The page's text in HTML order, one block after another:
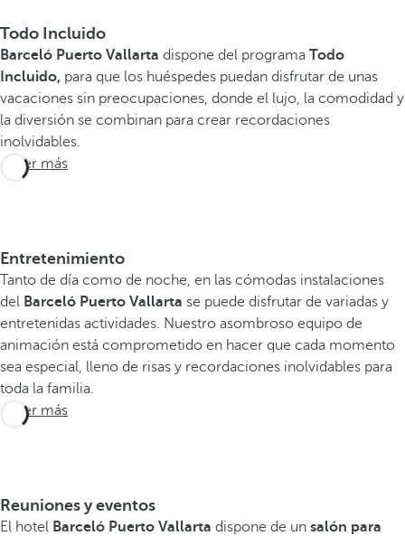
Todo Incluido
Barceló Puerto Vallarta dispone del programa Todo
Incluido, para que los huéspedes puedan disfrutar de unas
vacaciones sin preocupaciones, donde el lujo, la comodidad y
la diversión se combinan para crear recordaciones
inolvidables.
Saber más
Entretenimiento
Tanto de día como de noche, en las cómodas instalaciones
del Barceló Puerto Vallarta se puede disfrutar de variadas y
entretenidas actividades. Nuestro asombroso equipo de
animación está comprometido en hacer que cada momento
sea especial, lleno de risas y recordaciones inolvidables para
toda la familia.
Saber más
Reuniones y eventos
El hotel Barceló Puerto Vallarta dispone de un salón para